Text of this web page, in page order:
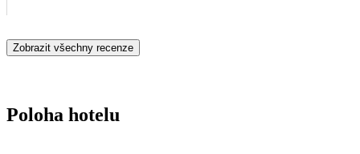
Zobrazit všechny recenze
Poloha hotelu